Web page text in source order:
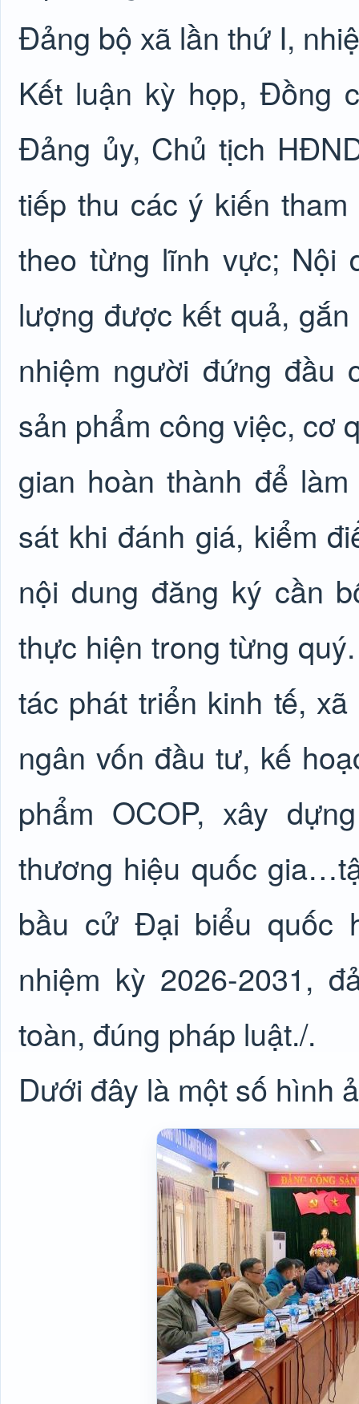
Đảng bộ xã lần thứ I,
Kết luận kỳ họp, Đồng
Đảng ủy, Chủ tịch
tiếp thu các ý kiến
theo từng lĩnh vực; Nội
lượng được kết quả,
nhiệm người đứng đầu
sản phẩm công việc, cơ
gian hoàn thành để
sát khi đánh giá, kiểm
nội dung đăng ký cần
thực hiện trong từng
tác phát triển kinh tế,
ngân vốn đầu tư, kế
phẩm OCOP, xây
thương hiệu quốc
bầu cử Đại biểu quốc
nhiệm kỳ 2026-2031,
toàn, đúng pháp luật./.
Dưới đây là một số hình